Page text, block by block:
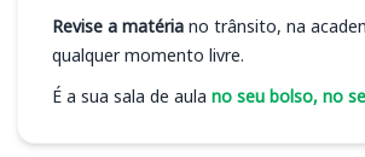
Revise a matéria no trânsito, na
qualquer momento livre.
É a sua sala de aula no seu bolso, no